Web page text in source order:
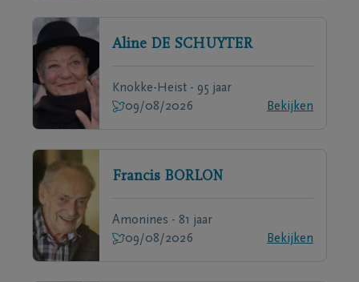
Aline DE SCHUYTER
Knokke-Heist - 95 jaar
09/08/2026
Bekijken
Francis BORLON
Amonines - 81 jaar
09/08/2026
Bekijken